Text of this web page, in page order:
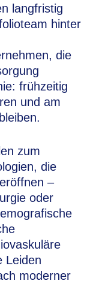
langfristig
hinter
die
frühzeitig
und am
zum
die
–
oder
Leiden
moderner